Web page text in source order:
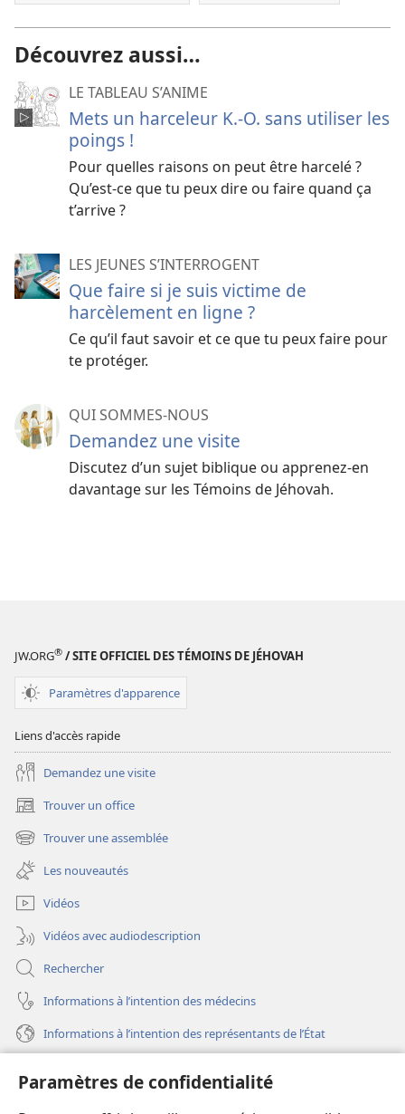
Paramètres de confidentialité
Découvrez aussi…
LE TABLEAU S’ANIME
Mets un harceleur K.-O. sans utiliser les
poings !
Pour quelles raisons on peut être harcelé ?
Qu’est-ce que tu peux dire ou faire quand ça
t’arrive ?
LES JEUNES S’INTERROGENT
Que faire si je suis victime de
harcèlement en ligne ?
Ce qu’il faut savoir et ce que tu peux faire pour
te protéger.
QUI SOMMES-NOUS
Demandez une visite
Discutez d’un sujet biblique ou apprenez-​en
davantage sur les Témoins de Jéhovah.
JW.ORG® / SITE OFFICIEL DES TÉMOINS DE JÉHOVAH
Paramètres d'apparence
Liens d'accès rapide
Demandez une visite
Trouver un office
(ouvre
une
nouvelle
fenêtre)
Trouver une assemblée
(ouvre
une
nouvelle
fenêtre)
Les nouveautés
Vidéos
Vidéos avec audiodescription
Rechercher
Informations à l’intention des médecins
Informations à l’intention des représentants de l’État